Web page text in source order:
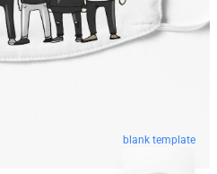
blank template